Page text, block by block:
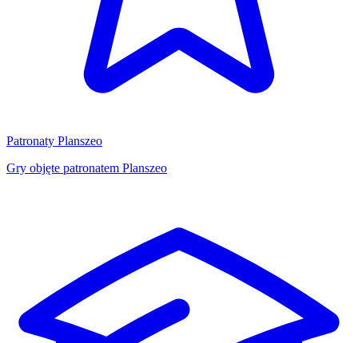
Patronaty Planszeo
Gry objęte patronatem Planszeo